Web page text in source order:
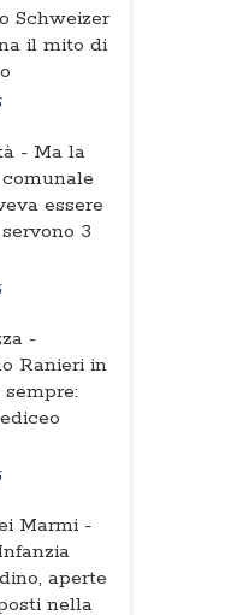
Schweizer
il mito di
- Ma la
essere
3
-
Ranieri in
Marmi -
aperte
nella